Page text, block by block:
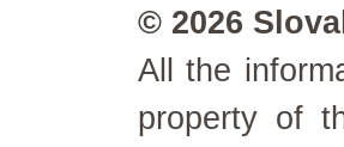
© 2026
All the
property of